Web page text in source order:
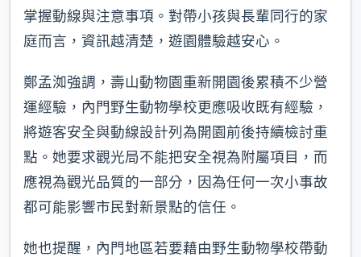
掌握動線與注意事項。對帶小孩與長輩同行的家
庭而言，資訊越清楚，遊園體驗越安心。
鄭孟洳強調，壽山動物園重新開園後累積不少營
運經驗，內門野生動物學校更應吸收既有經驗，
將遊客安全與動線設計列為開園前後持續檢討重
點。她要求觀光局不能把安全視為附屬項目，而
應視為觀光品質的一部分，因為任何一次小事故
都可能影響市民對新景點的信任。
她也提醒，內門地區若要藉由野生動物學校帶動